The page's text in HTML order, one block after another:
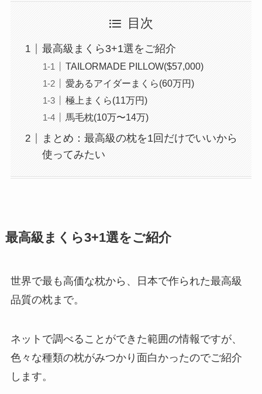
目次
最高級まくら3+1選をご紹介
TAILORMADE PILLOW($57,000)
愛あるアイダーまくら(60万円)
極上まくら(11万円)
馬毛枕(10万〜14万)
まとめ：最高級の枕を1回だけでいいから
使ってみたい
最高級まくら3+1選をご紹介
世界で最も高価な枕から、日本で作られた最高級
品質の枕まで。
ネットで調べることができた範囲の情報ですが、
色々な種類の枕がみつかり面白かったのでご紹介
します。